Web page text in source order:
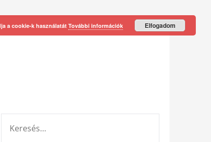
a cookie-k használatát További információk Elfogadom